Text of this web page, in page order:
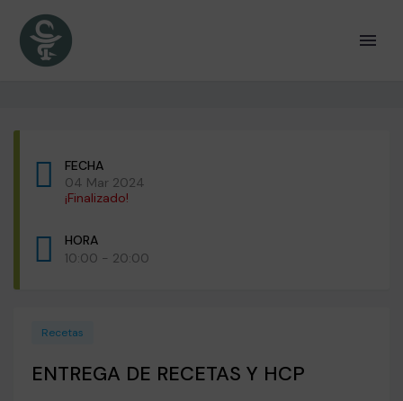
FECHA
04 Mar 2024
¡Finalizado!
HORA
10:00 - 20:00
Recetas
ENTREGA DE RECETAS Y HCP